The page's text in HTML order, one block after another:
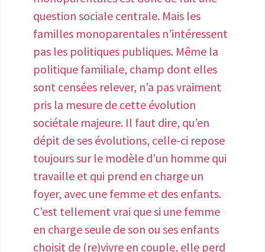
formation initiale et continue des
médecins, infirmiers, psycologues,
sage-femme, etc. (les médecins
généralistes, les gynécologues de ville
mais aussi les pédiatres recevant encore
des adolescentes, les médecins du
travail qui peuvent être des alliés pour
obtenir des aménagements de poste,
mais également les radiologues et
échographes pour améliorer la fiabilité
des examens d’imagerie diagnostique). •
Introduire dans les programmes
scolaires (sur les horaires de SVT et
d’éducation à la sexualité) une
question sociale centrale. Mais les
familles monoparentales n’intéressent
pas les politiques publiques. Même la
politique familiale, champ dont elles
sont censées relever, n’a pas vraiment
pris la mesure de cette évolution
sociétale majeure. Il faut dire, qu’en
dépit de ses évolutions, celle-ci repose
toujours sur le modèle d’un homme qui
travaille et qui prend en charge un
foyer, avec une femme et des enfants.
C’est tellement vrai que si une femme
en charge seule de son ou ses enfants
choisit de (re)vivre en couple, elle perd